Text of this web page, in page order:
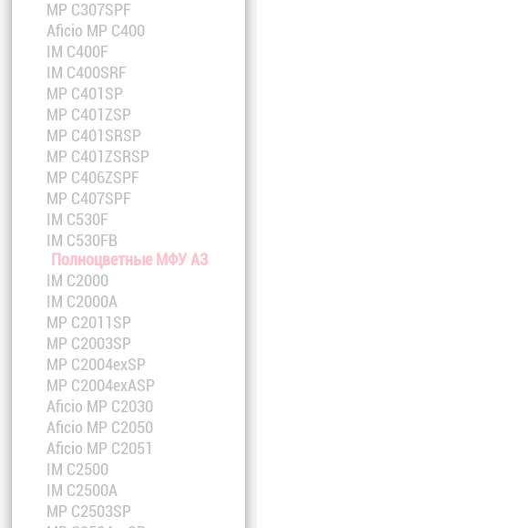
MP C307SPF
Aficio MP C400
IM C400F
IM C400SRF
MP C401SP
MP C401ZSP
MP C401SRSP
MP C401ZSRSP
MP C406ZSPF
MP C407SPF
IM C530F
IM C530FB
Полноцветные МФУ A3
IM C2000
IM C2000A
MP C2011SP
MP C2003SP
MP C2004exSP
MP C2004exASP
Aficio MP C2030
Aficio MP C2050
Aficio MP C2051
IM C2500
IM C2500A
MP C2503SP